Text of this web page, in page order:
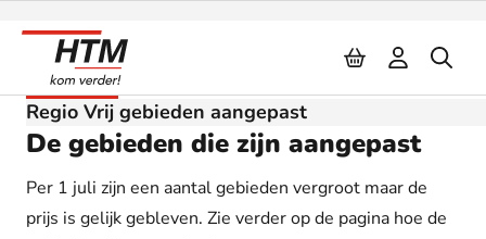
Update
Regio Vrij gebieden aangepast
De gebieden die zijn aangepast
Per 1 juli zijn een aantal gebieden vergroot maar de
prijs is gelijk gebleven. Zie verder op de pagina hoe de